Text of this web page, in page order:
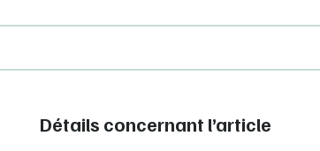
Détails concernant l’article